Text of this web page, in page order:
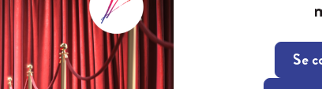
Se